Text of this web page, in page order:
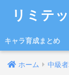
リミテ
キャラ育成まとめ
ホーム 中級